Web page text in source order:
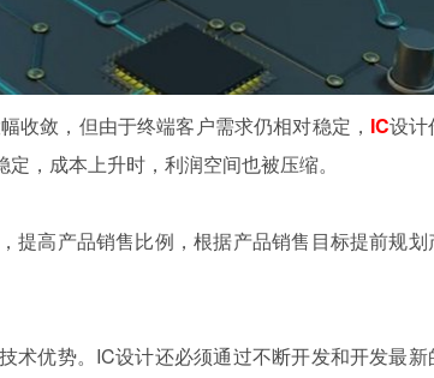
敛，但由于终端客户需求仍相对稳定， IC设计
，成本上升时，利润空间也被压缩。
高产品销售比例，根据产品销售目标提前规划
优势。IC设计还必须通过不断开发和开发最新